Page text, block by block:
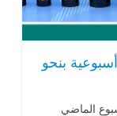
بنحو
الماضي